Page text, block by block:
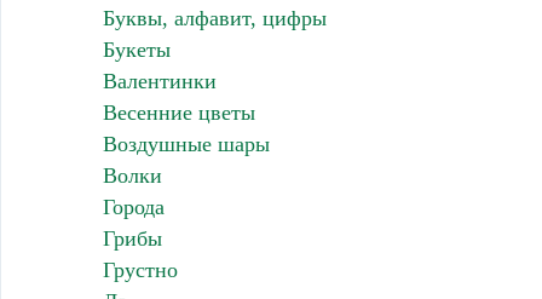
Буквы, алфавит, цифры
Букеты
Валентинки
Весенние цветы
Воздушные шары
Волки
Города
Грибы
Грустно